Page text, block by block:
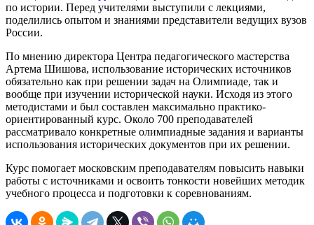
по истории. Перед учителями выступили с лекциями,
поделились опытом и знаниями представители ведущих вузов
России.
По мнению директора Центра педагогического мастерства
Артема Шишова, использование исторических источников
обязательно как при решении задач на Олимпиаде, так и
вообще при изучении исторической науки. Исходя из этого
методистами и был составлен максимально практико-
ориентированный курс. Около 700 преподавателей
рассматривало конкретные олимпиадные задания и варианты
использования исторических документов при их решении.
Курс помогает московским преподавателям повысить навыки
работы с источниками и освоить тонкости новейших методик
учебного процесса и подготовки к соревнованиям.